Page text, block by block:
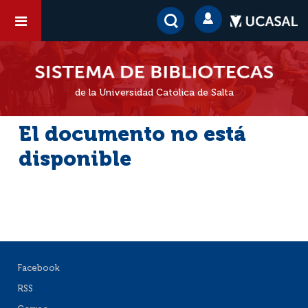
de la Universidad Católica de Salta
El documento no está
disponible
Facebook
RSS